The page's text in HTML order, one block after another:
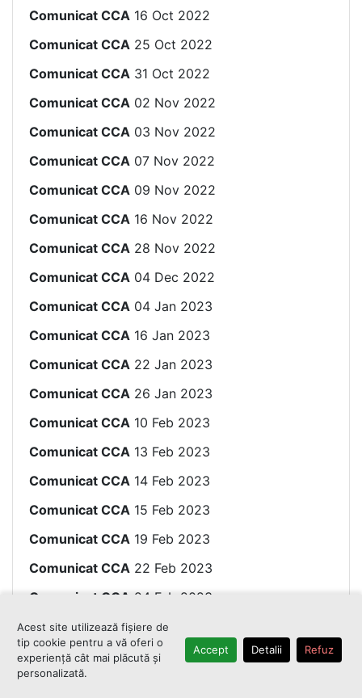
Comunicat CCA 16 Oct 2022
Comunicat CCA 25 Oct 2022
Comunicat CCA 31 Oct 2022
Comunicat CCA 02 Nov 2022
Comunicat CCA 03 Nov 2022
Comunicat CCA 07 Nov 2022
Comunicat CCA 09 Nov 2022
Comunicat CCA 16 Nov 2022
Comunicat CCA 28 Nov 2022
Comunicat CCA 04 Dec 2022
Comunicat CCA 04 Jan 2023
Comunicat CCA 16 Jan 2023
Comunicat CCA 22 Jan 2023
Comunicat CCA 26 Jan 2023
Comunicat CCA 10 Feb 2023
Comunicat CCA 13 Feb 2023
Comunicat CCA 14 Feb 2023
Comunicat CCA 15 Feb 2023
Comunicat CCA 19 Feb 2023
Comunicat CCA 22 Feb 2023
Comunicat CCA 24 Feb 2023
Comunicat CCA25 Feb 2023
Comunicat CCA28 Feb 2023
Acest site utilizează fișiere de
tip cookie pentru a vă oferi o
experiență cât mai plăcută și
personalizată.
Accept Detalii Refuz